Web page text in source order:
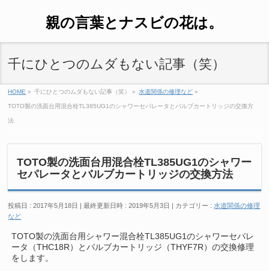
親の言葉とナスビの花は。
千にひとつのムダもない記事（笑）
HOME » 千にひとつのムダもない記事（笑） » 水道関係の修理など »
TOTO製の洗面台用混合栓TL385UG1のシャワーセパレータとバルブカートリッジの交換方
法
TOTO製の洗面台用混合栓TL385UG1のシャワー
セパレータとバルブカートリッジの交換方法
投稿日 : 2017年5月18日 最終更新日時 : 2019年5月3日 カテゴリー :水道関係の修理
など
TOTO製の洗面台用シャワー混合栓TL385UG1のシャワーセパレ
ータ（THC18R）とバルブカートリッジ（THYF7R）の交換修理
をします。